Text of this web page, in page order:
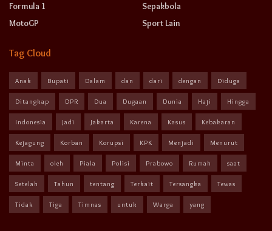
Formula 1
MotoGP
Sepakbola
Sport Lain
Tag Cloud
Anak Bupati Dalam dan dari dengan Diduga
Ditangkap DPR Dua Dugaan Dunia Haji Hingga
Indonesia Jadi Jakarta Karena Kasus Kebakaran
Kejagung Korban Korupsi KPK Menjadi Menurut
Minta oleh Piala Polisi Prabowo Rumah saat
Setelah Tahun tentang Terkait Tersangka Tewas
Tidak Tiga Timnas untuk Warga yang